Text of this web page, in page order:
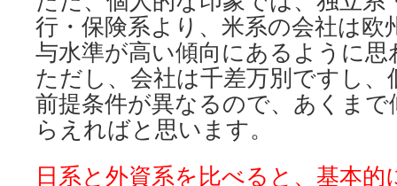
行・保険系より、米系の会社は欧
与水準が高い傾向にあるように
ただし、会社は千差万別ですし
前提条件が異なるので、あくま
らえればと思います。
日系と外資系を比べると、基本